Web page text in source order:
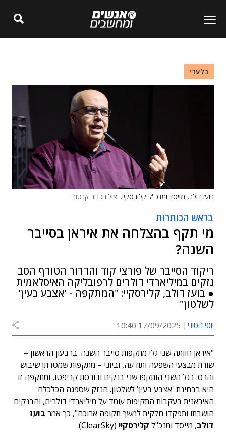
בלעדי
בועז דולב, מייסד ומנכ''ל קלירסקיי. צילום: ניב קנטור
בראש הכותרות
מי תקף בהצלחה את איראן בסייבר
השנה?
ריקוד הסייבר של פורצי קוד והדרור הטורף הסב
נזקים במיליארדי דולרים לרפובליקה האיסלאמית
● בועז דולב, קלירסקיי: "המתקפה - 'אצבע בעין'
לשלטון"
יוסי הטוני 17/09/2025 10:40
"איראן חוותה שני גלי מתקפות סייבר השנה. ברבעון הראשון –
שורת מבצעי השפעה ותודעה, וביוני – מתקפות שמטרתן שיבוש
והרס. בגל השני הותקפו שני בנקים ובורסת קריפטו, ומתקפה זו
היא בבחינת 'אצבע בעין' לשלטון. הנזק שספגה הכלכלה
האיראנית בעקבות התקיפות עומד על מיליארדי דולרים, והבנקים
הושבתו ותפקדו חלקית למשך תקופה ארוכה", כך אמר בועז
דולב, מייסד ומנכ"ל קלירסקיי (ClearSky).